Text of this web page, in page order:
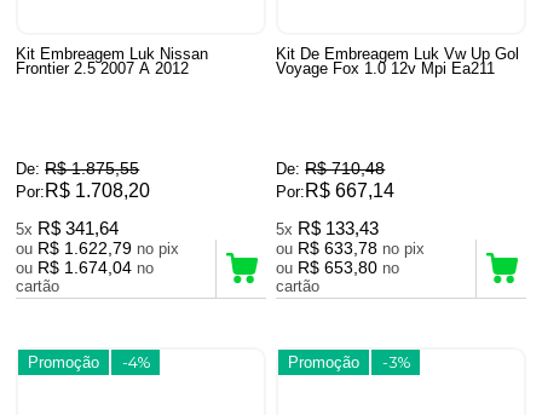
Kit Embreagem Luk Nissan
Frontier 2.5 2007 A 2012
De: R$ 1.875,55
Por: R$ 1.708,20
5x R$ 341,64
ou R$ 1.622,79
no pix
ou R$ 1.674,04 no
cartão
Kit De Embreagem Luk Vw Up Gol
Voyage Fox 1.0 12v Mpi Ea211
De: R$ 710,48
Por: R$ 667,14
5x R$ 133,43
ou R$ 633,78
no pix
ou R$ 653,80 no
cartão
Promoção -4% Promoção -3%